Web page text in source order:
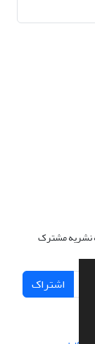
نشریه مشترک
اشتراک